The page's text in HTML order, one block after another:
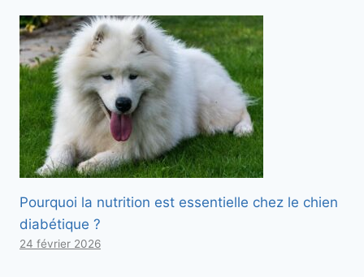
Pourquoi la nutrition est essentielle chez le chien
diabétique ?
24 février 2026